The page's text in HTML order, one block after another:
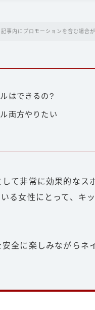
記事内にプロモーションを含む場合
はできるの?
両方やりたい
て非常に効果的なス
る女性にとって、キ
全に楽しみながらネ